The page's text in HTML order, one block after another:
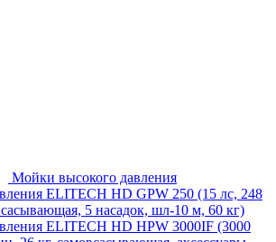
Мойки высокого давления
ELITECH HD GPW 250 (15 лс, 248
5 насадок, шл-10 м, 60 кг)
ELITECH HD HPW 3000IF (3000